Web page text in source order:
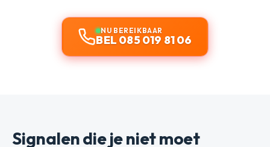
NU BEREIKBAAR
BEL 085 019 81 06
Signalen die je niet moet